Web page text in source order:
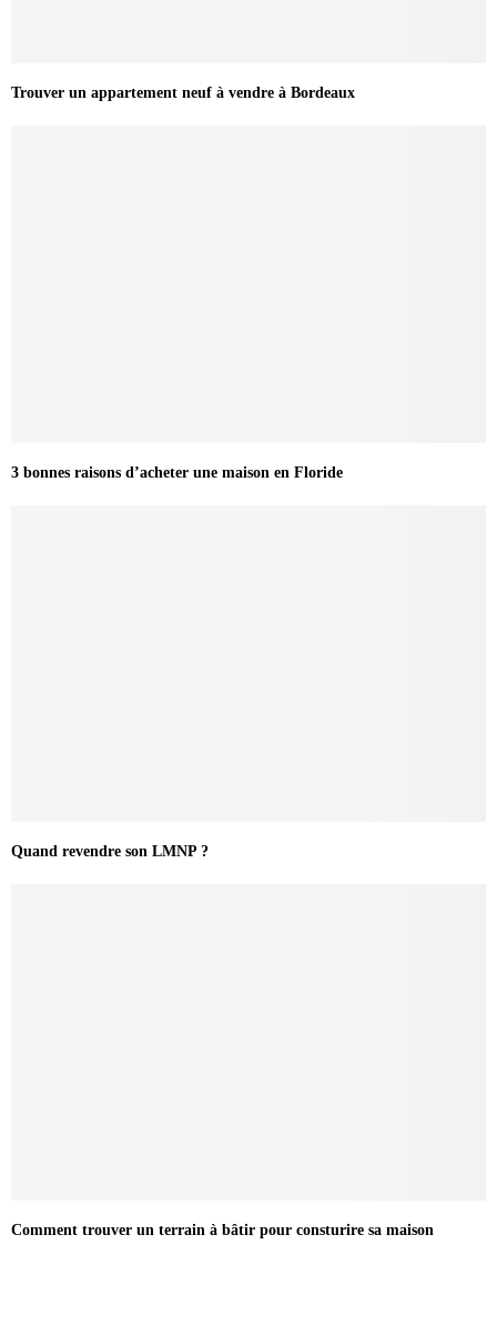
Trouver un appartement neuf à vendre à Bordeaux
3 bonnes raisons d’acheter une maison en Floride
Quand revendre son LMNP ?
Comment trouver un terrain à bâtir pour consturire sa maison